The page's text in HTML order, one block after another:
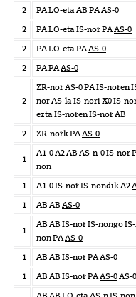
2
PA LO-eta AB PAAS-0
2
PA LO-eta IS-nor PAAS-0
2
PA LO-eta PAAS-0
2
PA PAAS-0
2
ZR-norAS-0PA IS-noren
nor AS-la IS-nori X0 IS-
ezta IS-noren IS-nor AB
2
ZR-nork PAAS-0
1
A1-0 A2 AB AS-n-0 IS-nor
non
1
A1-0 IS-nor IS-nondik A2
1
AB AB AS-0
1
AB AB IS-nor IS-nongo
non PAAS-0
1
AB AB IS-nor PAAS-0
1
AB AB IS-nor PAAS-0AS-